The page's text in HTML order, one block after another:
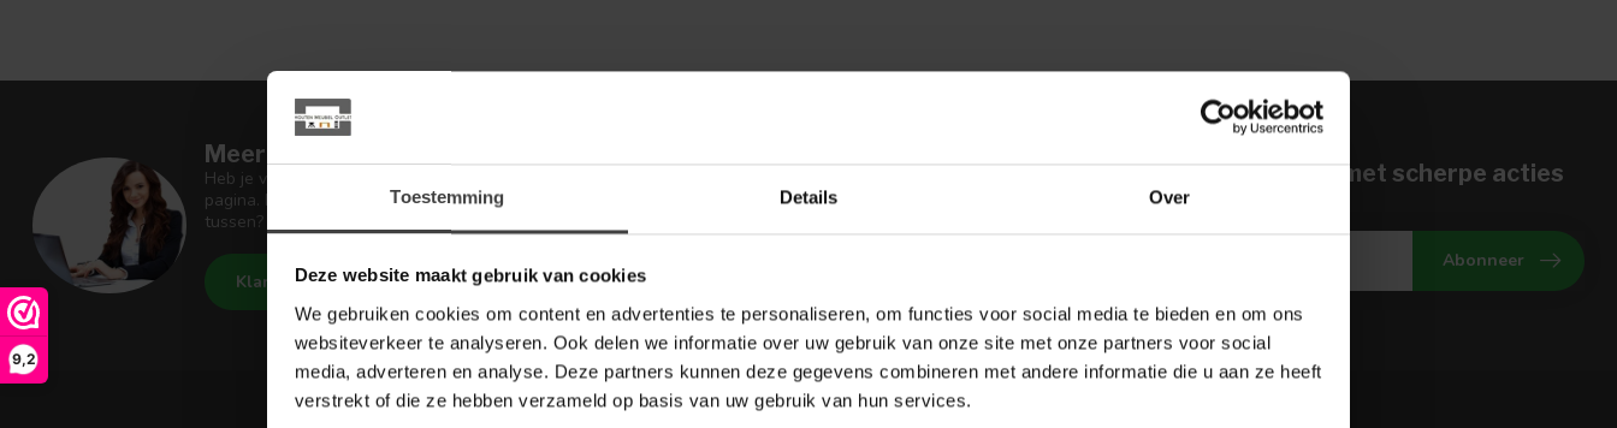
Toestemming Details Over
Deze website maakt gebruik van cookies
We gebruiken cookies om content en advertenties te personaliseren, om functies voor social media te bieden en om ons
websiteverkeer te analyseren. Ook delen we informatie over uw gebruik van onze site met onze partners voor social
media, adverteren en analyse. Deze partners kunnen deze gegevens combineren met andere informatie die u aan ze heeft
verstrekt of die ze hebben verzameld op basis van uw gebruik van hun services.
9,2
Meer informatie
Heb je vragen over onze artikelen of jouw aankoop? Bekijk dan de klantenservice
pagina. Daar staan antwoorden op veel gestelde vragen. Staat jouw vraag er niet
tussen? Dan staat er ook vermeld hoe je contact met ons kunt opnemen.
Klantenservice Houten Meubel Outlet
Meld je aan voor onze nieuwbrief met scherpe acties
Blijf op de hoogte van onze actuele aanbiedingen
Abonneer